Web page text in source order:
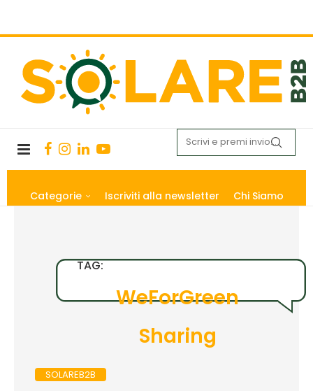
Categorie Iscriviti alla newsletter Chi Siamo
TAG:
WeForGreen
Sharing
SOLAREB2B